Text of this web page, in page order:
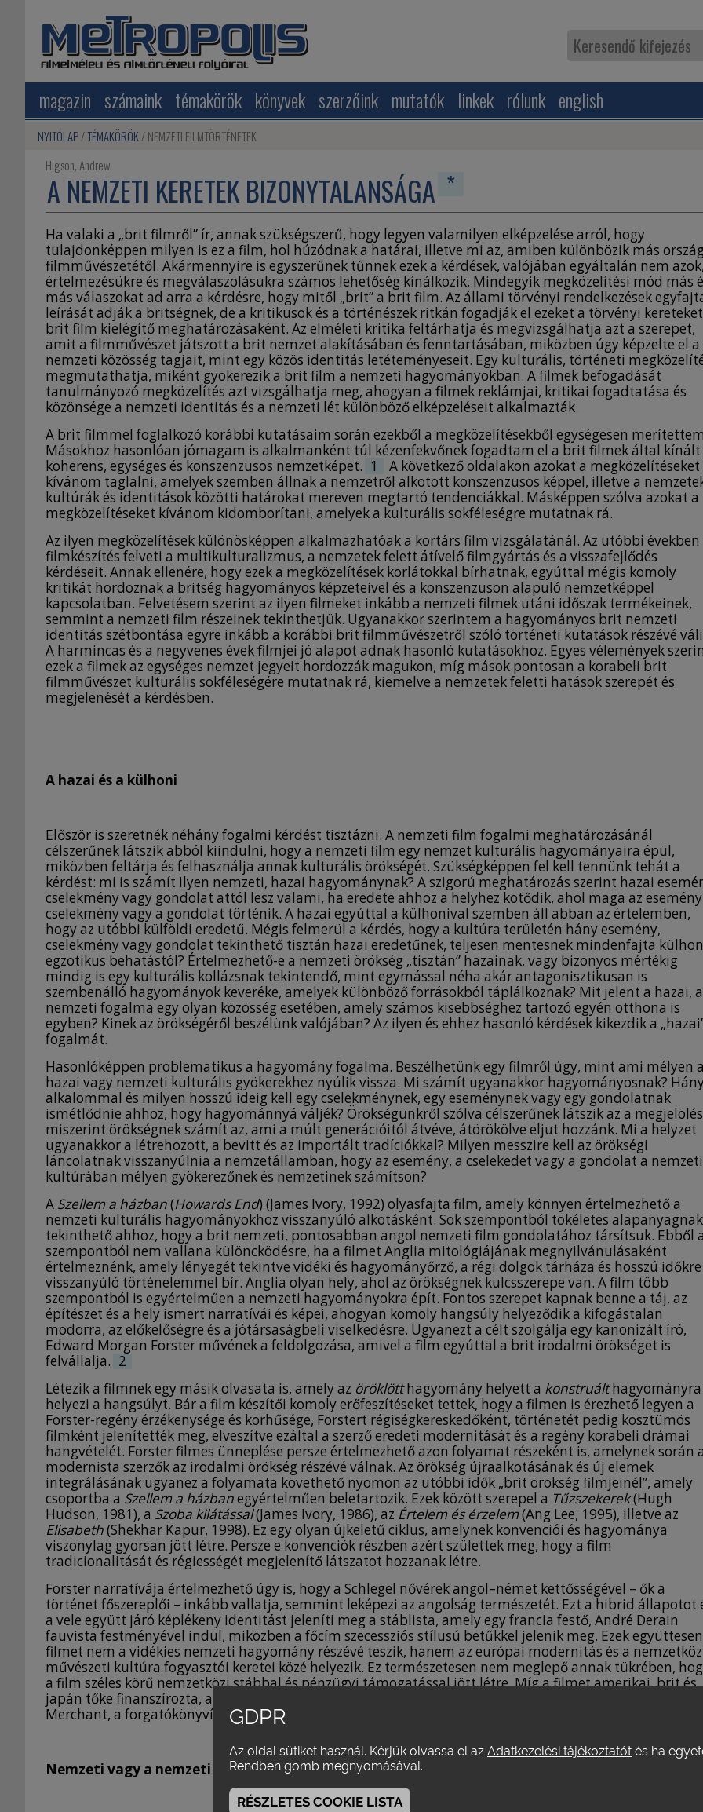
magazin számaink témakörök könyvek szerzőink mutatók linkek rólunk english
NYITÓLAP TÉMAKÖRÖK NEMZETI FILMTÖRTÉNETEK
Higson, Andrew
A NEMZETI KERETEK BIZONYTALANSÁGA *
Ha valaki a „brit filmről” ír, annak szükségszerű, hogy legyen valamilyen elképzelése arról, hogy
tulajdonképpen milyen is ez a film, hol húzódnak a határai, illetve mi az, amiben különbözik más
filmművészetétől. Akármennyire is egyszerűnek tűnnek ezek a kérdések, valójában egyáltalán nem azok,
értelmezésükre és megválaszolásukra számos lehetőség kínálkozik. Mindegyik megközelítési mód más
más válaszokat ad arra a kérdésre, hogy mitől „brit” a brit film. Az állami törvényi rendelkezések
leírását adják a britségnek, de a kritikusok és a történészek ritkán fogadják el ezeket a törvényi
brit film kielégítő meghatározásaként. Az elméleti kritika feltárhatja és megvizsgálhatja azt a szerepet,
amit a filmművészet játszott a brit nemzet alakításában és fenntartásában, miközben úgy képzelte el a
nemzeti közösség tagjait, mint egy közös identitás letéteményeseit. Egy kulturális, történeti
megmutathatja, miként gyökerezik a brit film a nemzeti hagyományokban. A filmek befogadását
tanulmányozó megközelítés azt vizsgálhatja meg, ahogyan a filmek reklámjai, kritikai fogadtatása és
közönsége a nemzeti identitás és a nemzeti lét különböző elképzeléseit alkalmazták.
A brit filmmel foglalkozó korábbi kutatásaim során ezekből a megközelítésekből egységesen
Másokhoz hasonlóan jómagam is alkalmanként túl kézenfekvőnek fogadtam el a brit filmek által kínált
koherens, egységes és konszenzusos nemzetképet. 1
A következő oldalakon azokat a megközelítéseket
kívánom taglalni, amelyek szemben állnak a nemzetről alkotott konszenzusos képpel, illetve a
kultúrák és identitások közötti határokat mereven megtartó tendenciákkal. Másképpen szólva azokat a
megközelítéseket kívánom kidomborítani, amelyek a kulturális sokféleségre mutatnak rá.
Az ilyen megközelítések különösképpen alkalmazhatóak a kortárs film vizsgálatánál. Az utóbbi években
filmkészítés felveti a multikulturalizmus, a nemzetek felett átívelő filmgyártás és a visszafejlődés
kérdéseit. Annak ellenére, hogy ezek a megközelítések korlátokkal bírhatnak, egyúttal mégis komoly
kritikát hordoznak a britség hagyományos képzeteivel és a konszenzuson alapuló nemzetképpel
kapcsolatban. Felvetésem szerint az ilyen filmeket inkább a nemzeti filmek utáni időszak termékeinek,
semmint a nemzeti film részeinek tekinthetjük. Ugyanakkor szerintem a hagyományos brit nemzeti
identitás szétbontása egyre inkább a korábbi brit filmművészetről szóló történeti kutatások részévé
A harmincas és a negyvenes évek filmjei jó alapot adnak hasonló kutatásokhoz. Egyes vélemények
ezek a filmek az egységes nemzet jegyeit hordozzák magukon, míg mások pontosan a korabeli brit
filmművészet kulturális sokféleségére mutatnak rá, kiemelve a nemzetek feletti hatások szerepét és
megjelenését a kérdésben.
A hazai és a külhoni
Először is szeretnék néhány fogalmi kérdést tisztázni. A nemzeti film fogalmi meghatározásánál
célszerűnek látszik abból kiindulni, hogy a nemzeti film egy nemzet kulturális hagyományaira épül,
miközben feltárja és felhasználja annak kulturális örökségét. Szükségképpen fel kell tennünk tehát a
kérdést: mi is számít ilyen nemzeti, hazai hagyománynak? A szigorú meghatározás szerint hazai
cselekmény vagy gondolat attól lesz valami, ha eredete ahhoz a helyhez kötődik, ahol maga az
cselekmény vagy a gondolat történik. A hazai egyúttal a külhonival szemben áll abban az értelemben,
hogy az utóbbi külföldi eredetű. Mégis felmerül a kérdés, hogy a kultúra területén hány esemény,
cselekmény vagy gondolat tekinthető tisztán hazai eredetűnek, teljesen mentesnek mindenfajta
egzotikus behatástól? Értelmezhető-e a nemzeti örökség „tisztán” hazainak, vagy bizonyos mértékig
mindig is egy kulturális kollázsnak tekintendő, mint egymással néha akár antagonisztikusan is
szembenálló hagyományok keveréke, amelyek különböző forrásokból táplálkoznak? Mit jelent a hazai, a
nemzeti fogalma egy olyan közösség esetében, amely számos kisebbséghez tartozó egyén otthona is
egyben? Kinek az örökségéről beszélünk valójában? Az ilyen és ehhez hasonló kérdések kikezdik a
fogalmát.
Hasonlóképpen problematikus a hagyomány fogalma. Beszélhetünk egy filmről úgy, mint ami mélyen a
hazai vagy nemzeti kulturális gyökerekhez nyúlik vissza. Mi számít ugyanakkor hagyományosnak?
alkalommal és milyen hosszú ideig kell egy cselekménynek, egy eseménynek vagy egy gondolatnak
ismétlődnie ahhoz, hogy hagyománnyá váljék? Örökségünkről szólva célszerűnek látszik az a
miszerint örökségnek számít az, ami a múlt generációitól átvéve, átörökölve eljut hozzánk. Mi a helyzet
ugyanakkor a létrehozott, a bevitt és az importált tradíciókkal? Milyen messzire kell az örökségi
láncolatnak visszanyúlnia a nemzetállamban, hogy az esemény, a cselekedet vagy a gondolat a nemzeti
kultúrában mélyen gyökerezőnek és nemzetinek számítson?
A Szellem a házban(Howards End) (James Ivory, 1992) olyasfajta film, amely könnyen értelmezhető a
nemzeti kulturális hagyományokhoz visszanyúló alkotásként. Sok szempontból tökéletes alapanyagnak
tekinthető ahhoz, hogy a brit nemzeti, pontosabban angol nemzeti film gondolatához társítsuk. Ebből a
szempontból nem vallana különcködésre, ha a filmet Anglia mitológiájának megnyilvánulásaként
értelmeznénk, amely lényegét tekintve vidéki és hagyományőrző, a régi dolgok tárháza és hosszú időkre
visszanyúló történelemmel bír. Anglia olyan hely, ahol az örökségnek kulcsszerepe van. A film több
szempontból is egyértelműen a nemzeti hagyományokra épít. Fontos szerepet kapnak benne a táj, az
építészet és a hely ismert narratívái és képei, ahogyan komoly hangsúly helyeződik a kifogástalan
modorra, az előkelőségre és a jótársaságbeli viselkedésre. Ugyanezt a célt szolgálja egy kanonizált író,
Edward Morgan Forster művének a feldolgozása, amivel a film egyúttal a brit irodalmi örökséget is
felvállalja. 2
Létezik a filmnek egy másik olvasata is, amely az öröklötthagyomány helyett a konstruálthagyományra
helyezi a hangsúlyt. Bár a film készítői komoly erőfeszítéseket tettek, hogy a filmen is érezhető legyen a
Forster-regény érzékenysége és korhűsége, Forstert régiségkereskedőként, történetét pedig kosztümös
filmként jelenítették meg, elveszítve ezáltal a szerző eredeti modernitását és a regény korabeli drámai
hangvételét. Forster filmes ünneplése persze értelmezhető azon folyamat részeként is, amelynek során a
modernista szerzők az irodalmi örökség részévé válnak. Az örökség újraalkotásának és új elemek
integrálásának ugyanez a folyamata követhető nyomon az utóbbi idők „brit örökség filmjeinél”, amely
csoportba a Szellem a házbanegyértelműen beletartozik. Ezek között szerepel a Tűzszekerek(Hugh
Hudson, 1981), a Szoba kilátással(James Ivory, 1986), az Értelem és érzelem(Ang Lee, 1995), illetve az
Elisabeth(Shekhar Kapur, 1998). Ez egy olyan újkeletű ciklus, amelynek konvenciói és hagyománya
viszonylag gyorsan jött létre. Persze e konvenciók részben azért születtek meg, hogy a film
tradicionalitását és régiességét megjelenítő látszatot hozzanak létre.
Forster narratívája értelmezhető úgy is, hogy a Schlegel nővérek angol–német kettősségével – ők a
történet főszereplői – inkább vallatja, semmint leképezi az angolság természetét. Ezt a hibrid állapotot
a vele együtt járó képlékeny identitást jeleníti meg a stáblista, amely egy francia festő, André Derain
fauvista festményével indul, miközben a főcím szecessziós stílusú betűkkel jelenik meg. Ezek
filmet nem a vidékies nemzeti hagyomány részévé teszik, hanem az európai modernitás és a
művészeti kultúra fogyasztói keretei közé helyezik. Ez természetesen nem meglepő annak tükrében,
a film széles körű nemzetközi stábbal és pénzügyi támogatással jött létre. Míg a filmet amerikai, brit és
japán tőke finanszírozta, addig egy amerikai rendező, James Ivory jegyezte, a producer az indiai Ismail
Merchant, a forgatókönyvíró pedig az Indiában élő lengyel zsidó Ruth Prawer Jhabvala volt.
Nemzeti vagy a nemzeti utáni film?
GDPR
Az oldal sütiket használ. Kérjük olvassa el az Adatkezelési tájékoztatót és ha
Rendben gomb megnyomásával.
RÉSZLETES COOKIE LISTA